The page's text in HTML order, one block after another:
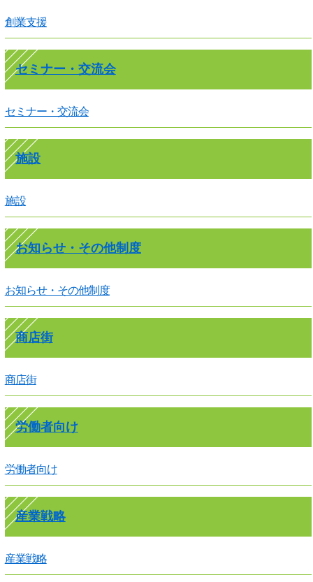
創業支援
セミナー・交流会
セミナー・交流会
施設
施設
お知らせ・その他制度
お知らせ・その他制度
商店街
商店街
労働者向け
労働者向け
産業戦略
産業戦略